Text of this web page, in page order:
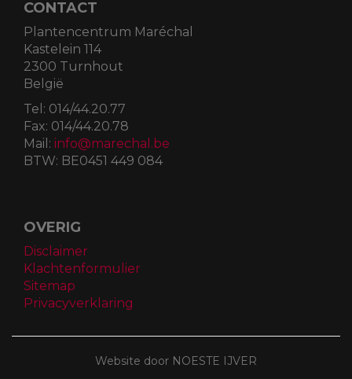
CONTACT
Plantencentrum Maréchal
Kastelein 114
2300 Turnhout
België
Tel: 014/44.20.77
Fax: 014/44.20.78
Mail: info@marechal.be
BTW: BE0451 449 084
OVERIG
Disclaimer
Klachtenformulier
Sitemap
Privacyverklaring
Website door NOESTE IJVER